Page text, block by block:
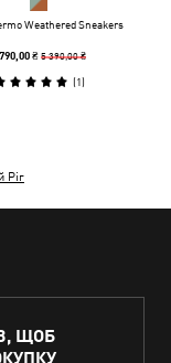
Weathered Sneakers
₴5 390,00 ₴
(1)
Ріг
ЩОБ